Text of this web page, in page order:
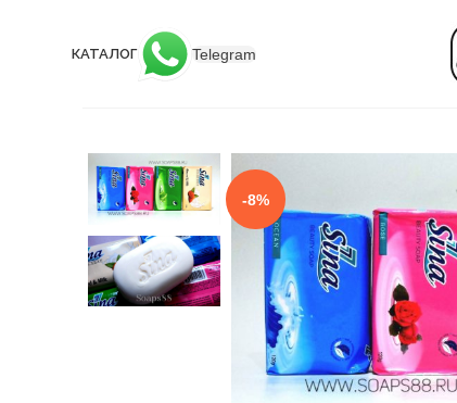
КАТАЛОГ Telegram
-8%